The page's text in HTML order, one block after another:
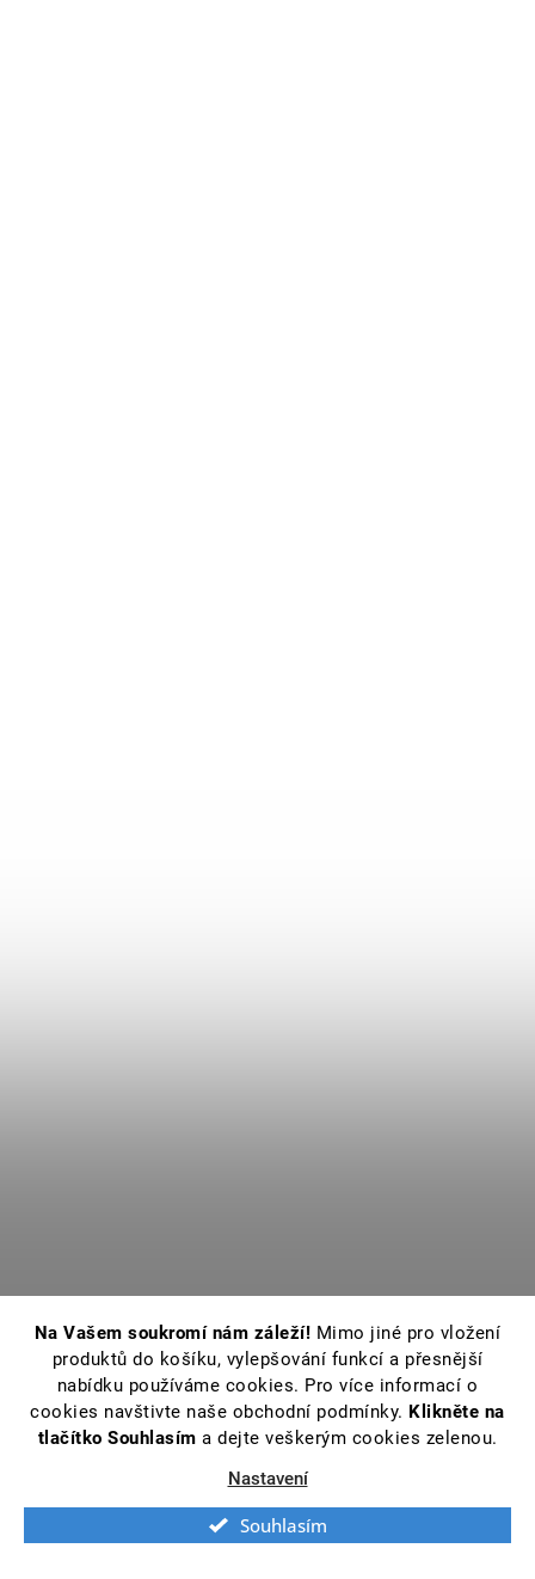
Na Vašem soukromí nám záleží! Mimo jiné pro vložení
produktů do košíku, vylepšování funkcí a přesnější
nabídku používáme cookies. Pro více informací o
cookies navštivte naše obchodní podmínky. Klikněte na
tlačítko Souhlasím a dejte veškerým cookies zelenou.
Nastavení
Souhlasím